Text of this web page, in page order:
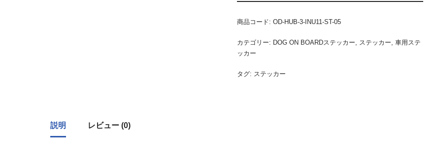
商品コード: OD-HUB-3-INU11-ST-05
カテゴリー: DOG ON BOARDステッカー, ステッカー, 車用ステ
ッカー
タグ: ステッカー
説明 レビュー (0)